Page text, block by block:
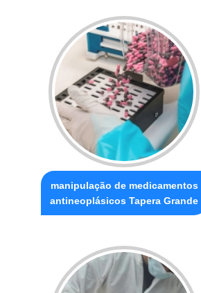
manipulação de medicamentos
antineoplásicos Tapera Grande